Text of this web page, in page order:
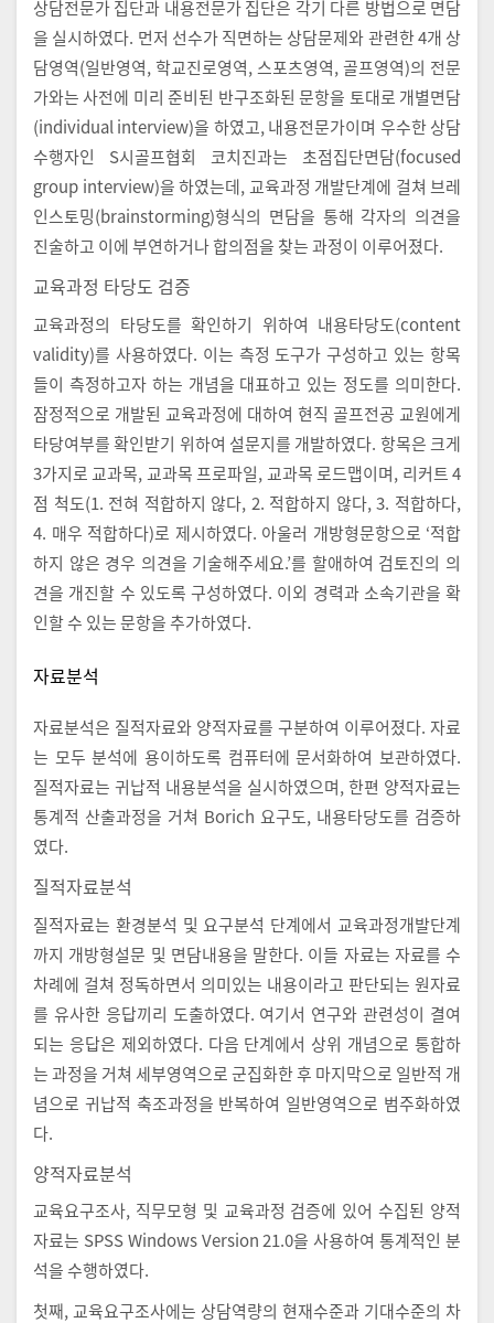
상담전문가 집단과 내용전문가 집단은 각기 다른 방법으로 면담
을 실시하였다. 먼저 선수가 직면하는 상담문제와 관련한 4개 상
담영역(일반영역, 학교진로영역, 스포츠영역, 골프영역)의 전문
가와는 사전에 미리 준비된 반구조화된 문항을 토대로 개별면담
(individual interview)을 하였고, 내용전문가이며 우수한 상담
수행자인 S시골프협회 코치진과는 초점집단면담(focused
group interview)을 하였는데, 교육과정 개발단계에 걸쳐 브레
인스토밍(brainstorming)형식의 면담을 통해 각자의 의견을
진술하고 이에 부연하거나 합의점을 찾는 과정이 이루어졌다.
교육과정 타당도 검증
교육과정의 타당도를 확인하기 위하여 내용타당도(content
validity)를 사용하였다. 이는 측정 도구가 구성하고 있는 항목
들이 측정하고자 하는 개념을 대표하고 있는 정도를 의미한다.
잠정적으로 개발된 교육과정에 대하여 현직 골프전공 교원에게
타당여부를 확인받기 위하여 설문지를 개발하였다. 항목은 크게
3가지로 교과목, 교과목 프로파일, 교과목 로드맵이며, 리커트 4
점 척도(1. 전혀 적합하지 않다, 2. 적합하지 않다, 3. 적합하다,
4. 매우 적합하다)로 제시하였다. 아울러 개방형문항으로 ‘적합
하지 않은 경우 의견을 기술해주세요.’를 할애하여 검토진의 의
견을 개진할 수 있도록 구성하였다. 이외 경력과 소속기관을 확
인할 수 있는 문항을 추가하였다.
자료분석
자료분석은 질적자료와 양적자료를 구분하여 이루어졌다. 자료
는 모두 분석에 용이하도록 컴퓨터에 문서화하여 보관하였다.
질적자료는 귀납적 내용분석을 실시하였으며, 한편 양적자료는
통계적 산출과정을 거쳐 Borich 요구도, 내용타당도를 검증하
였다.
질적자료분석
질적자료는 환경분석 및 요구분석 단계에서 교육과정개발단계
까지 개방형설문 및 면담내용을 말한다. 이들 자료는 자료를 수
차례에 걸쳐 정독하면서 의미있는 내용이라고 판단되는 원자료
를 유사한 응답끼리 도출하였다. 여기서 연구와 관련성이 결여
되는 응답은 제외하였다. 다음 단계에서 상위 개념으로 통합하
는 과정을 거쳐 세부영역으로 군집화한 후 마지막으로 일반적 개
념으로 귀납적 축조과정을 반복하여 일반영역으로 범주화하였
다.
양적자료분석
교육요구조사, 직무모형 및 교육과정 검증에 있어 수집된 양적
자료는 SPSS Windows Version 21.0을 사용하여 통계적인 분
석을 수행하였다.
첫째, 교육요구조사에는 상담역량의 현재수준과 기대수준의 차